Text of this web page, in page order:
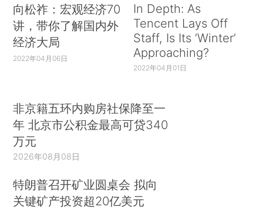
向松祚：宏观经济70
讲，带你了解国内外
经济大局
2022年04月06日
In Depth: As
Tencent Lays Off
Staff, Is Its ‘Winter’
Approaching?
2022年04月01日
非京籍五环内购房社保降至一
年 北京市公积金最高可贷340
万元
2026年08月08日
特朗普召开矿业圆桌会 拟向
关键矿产投资超20亿美元